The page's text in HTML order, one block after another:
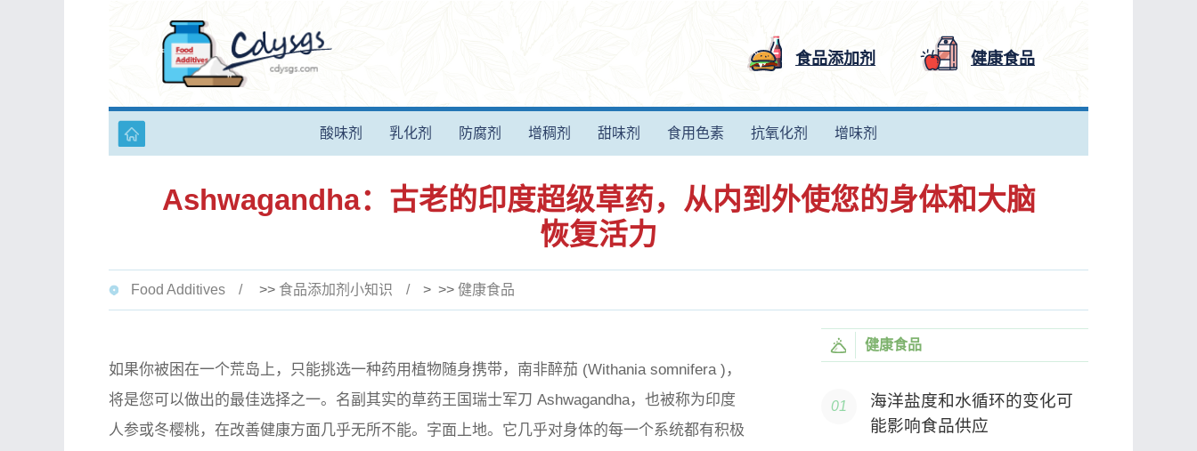
食品添加剂 健康食品
酸味剂 乳化剂 防腐剂 增稠剂 甜味剂 食用色素 抗氧化剂 增味剂
Ashwagandha：古老的印度超级草药，从内到外使您的身体和大脑
恢复活力
Food Additives >> 食品添加剂小知识 > >> 健康食品
如果你被困在一个荒岛上，只能挑选一种药用植物随身携带，南非醉茄 (Withania somnifera)，
将是您可以做出的最佳选择之一。名副其实的草药王国瑞士军刀 Ashwagandha，也被称为印度
人参或冬樱桃，在改善健康方面几乎无所不能。字面上地。它几乎对身体的每一个系统都有积极
健康食品
海洋盐度和水循环的变化可
能影响食品供应